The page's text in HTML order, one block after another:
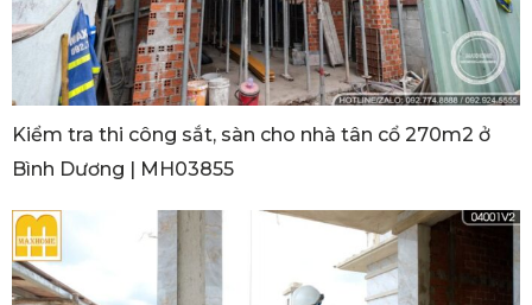
Kiểm tra thi công sắt, sàn cho nhà tân cổ 270m2 ở
Bình Dương | MH03855